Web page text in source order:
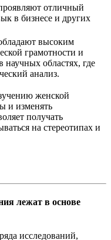
отличный
в бизнесе и других
высоким
грамотности и
научных областях, где
анализ.
женской
и изменять
получать
на стереотипах и
лежат в основе
исследований,